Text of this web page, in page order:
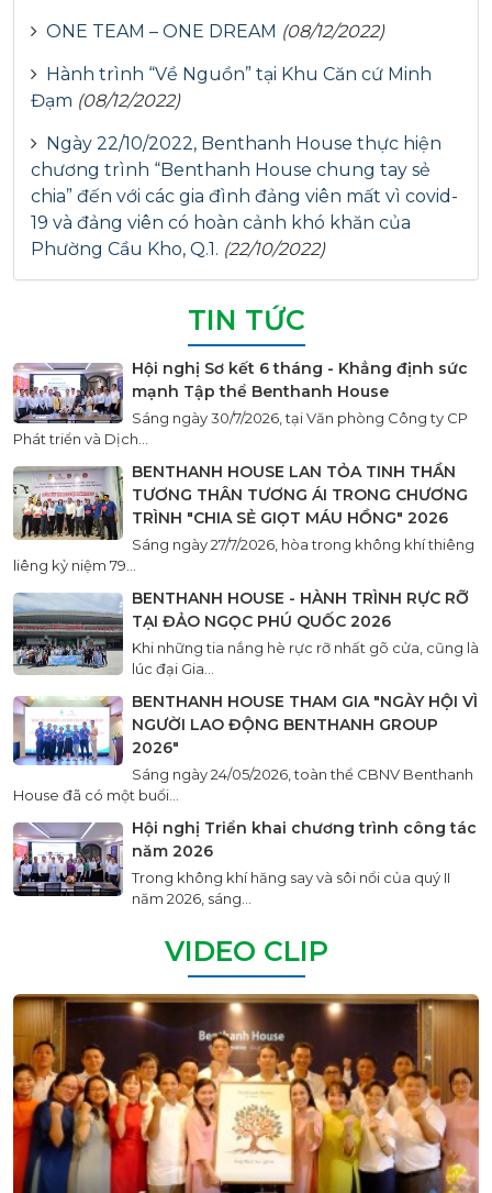
ONE TEAM – ONE DREAM (08/12/2022)
Hành trình “Về Nguồn” tại Khu Căn cứ Minh
Đạm (08/12/2022)
Ngày 22/10/2022, Benthanh House thực hiện
chương trình “Benthanh House chung tay sẻ
chia” đến với các gia đình đảng viên mất vì covid-
19 và đảng viên có hoàn cảnh khó khăn của
Phường Cầu Kho, Q.1. (22/10/2022)
TIN TỨC
Hội nghị Sơ kết 6 tháng - Khẳng định sức
mạnh Tập thể Benthanh House
Sáng ngày 30/7/2026, tại Văn phòng Công ty CP
Phát triển và Dịch...
BENTHANH HOUSE LAN TỎA TINH THẦN
TƯƠNG THÂN TƯƠNG ÁI TRONG CHƯƠNG
TRÌNH "CHIA SẺ GIỌT MÁU HỒNG" 2026
Sáng ngày 27/7/2026, hòa trong không khí thiêng
liêng kỷ niệm 79...
BENTHANH HOUSE - HÀNH TRÌNH RỰC RỠ
TẠI ĐẢO NGỌC PHÚ QUỐC 2026
Khi những tia nắng hè rực rỡ nhất gõ cửa, cũng là
lúc đại Gia...
BENTHANH HOUSE THAM GIA "NGÀY HỘI VÌ
NGƯỜI LAO ĐỘNG BENTHANH GROUP
2026"
Sáng ngày 24/05/2026, toàn thể CBNV Benthanh
House đã có một buổi...
Hội nghị Triển khai chương trình công tác
năm 2026
Trong không khí hăng say và sôi nổi của quý II
năm 2026, sáng...
VIDEO CLIP